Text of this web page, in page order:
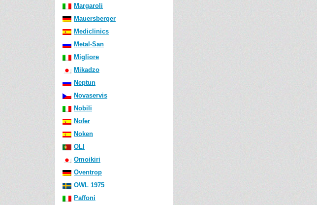
Margaroli
Mauersberger
Mediclinics
Metal-San
Migliore
Mikadzo
Neptun
Novaservis
Nobili
Nofer
Noken
OLI
Omoikiri
Oventrop
OWL 1975
Paffoni